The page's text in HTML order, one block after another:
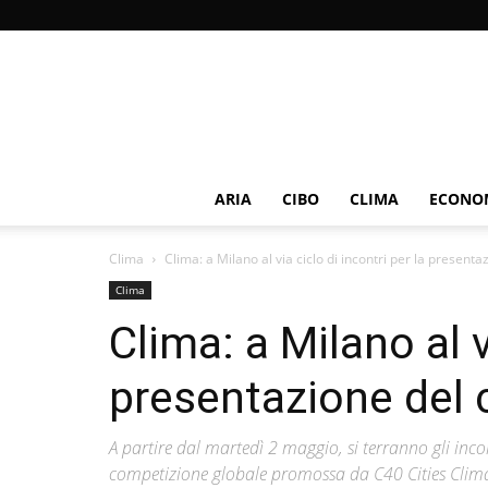
ARIA CIBO CLIMA
Clima Clima: a Milano al via ciclo di incontri per la
Clima
Clima: a Milano al
presentazione del
A partire dal martedì 2 maggio, si terranno gli
competizione globale promossa da C40 Cities